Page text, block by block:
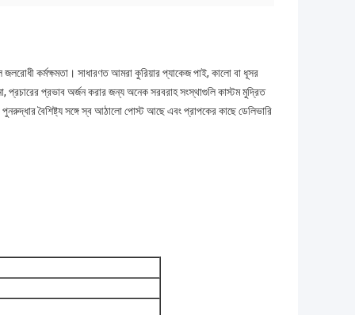
কর্মক্ষমতা। সাধারণত আমরা কুরিয়ার প্যাকেজ পাই, কালো বা ধূসর
প্রভাব অর্জন করার জন্য অনেক সরবরাহ সংস্থাগুলি কাস্টম মুদ্রিত
বৈশিষ্ট্য সঙ্গে স্ব আঠালো পোস্ট আছে এবং প্রাপকের কাছে ডেলিভারি